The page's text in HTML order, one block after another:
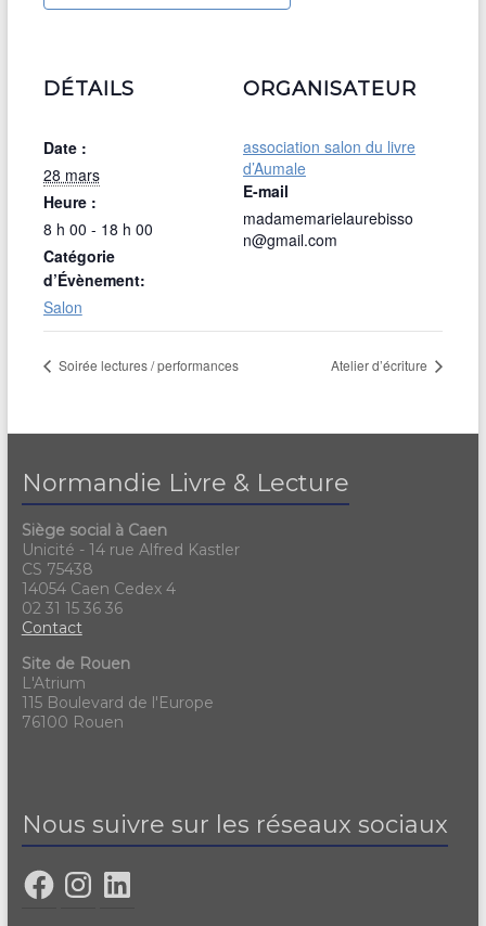
DÉTAILS
Date :
28 mars
Heure :
8 h 00 - 18 h 00
Catégorie
d’Évènement:
Salon
ORGANISATEUR
association salon du livre
d’Aumale
E-mail
madamemarielaurebisso
n@gmail.com
Soirée lectures / performances Atelier d’écriture
Normandie Livre & Lecture
Siège social à Caen
Unicité - 14 rue Alfred Kastler
CS 75438
14054 Caen Cedex 4
02 31 15 36 36
Contact
Site de Rouen
L'Atrium
115 Boulevard de l'Europe
76100 Rouen
Nous suivre sur les réseaux sociaux